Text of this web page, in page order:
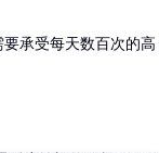
承受每天数百次的高